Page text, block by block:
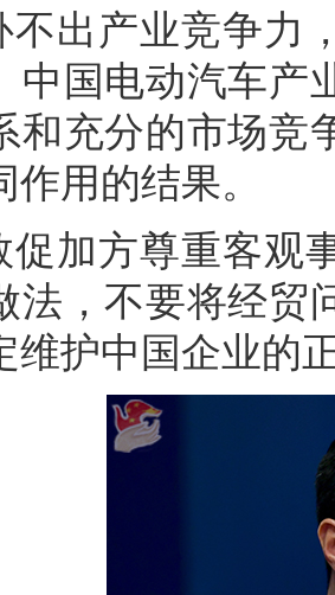
不出产业竞争力
中国电动汽车产
和充分的市场竞
用的结果。
促加方尊重客观
法，不要将经贸
维护中国企业的